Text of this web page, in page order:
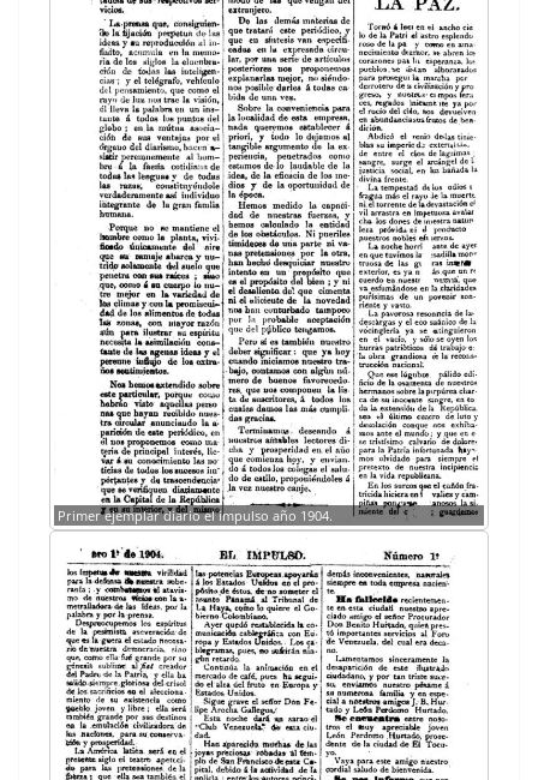
Primer ejem­plar diario el impul­so año 1904.